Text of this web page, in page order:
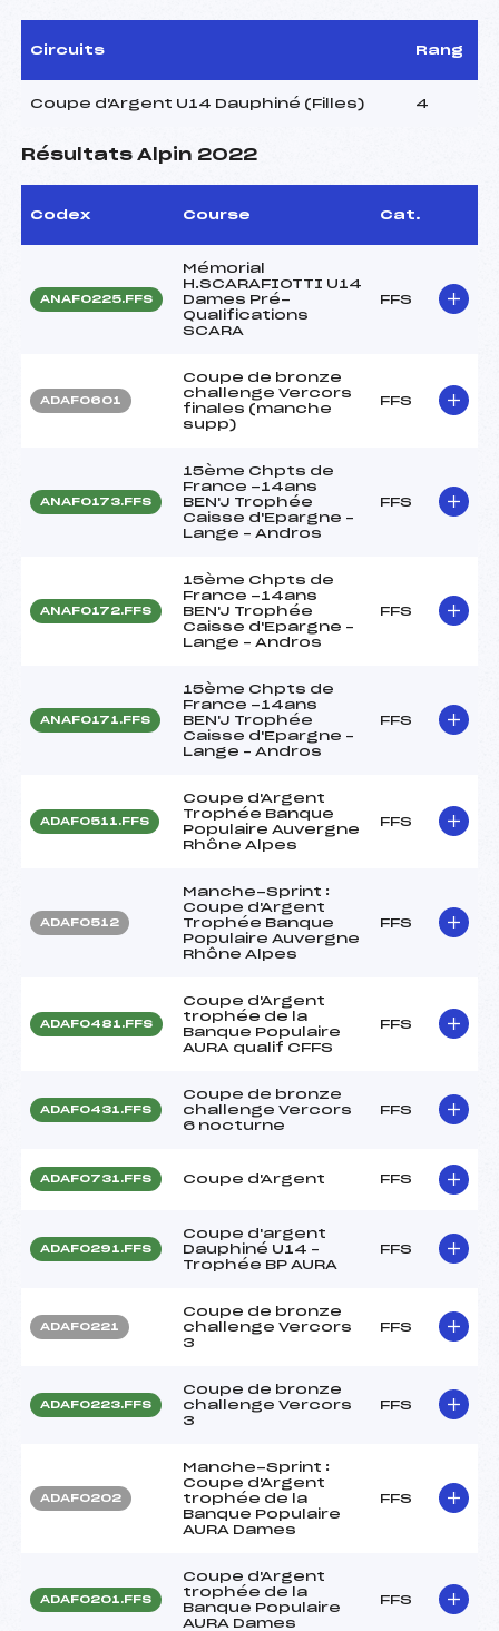
Circuits Rang
Coupe d'Argent U14 Dauphiné (Filles) 4
Résultats Alpin 2022
Codex Course Cat.
ANAF0225.FFS
Mémorial
H.SCARAFIOTTI U14
Dames Pré-
Qualifications
SCARA
FFS
ADAF0601
Coupe de bronze
challenge Vercors
finales (manche
supp)
FFS
ANAF0173.FFS
15ème Chpts de
France -14ans
BEN'J Trophée
Caisse d'Epargne –
Lange – Andros
FFS
ANAF0172.FFS
15ème Chpts de
France -14ans
BEN'J Trophée
Caisse d'Epargne –
Lange – Andros
FFS
ANAF0171.FFS
15ème Chpts de
France -14ans
BEN'J Trophée
Caisse d'Epargne –
Lange – Andros
FFS
ADAF0511.FFS
Coupe d'Argent
Trophée Banque
Populaire Auvergne
Rhône Alpes
FFS
ADAF0512
Manche-Sprint :
Coupe d'Argent
Trophée Banque
Populaire Auvergne
Rhône Alpes
FFS
ADAF0481.FFS
Coupe d'Argent
trophée de la
Banque Populaire
AURA qualif CFFS
FFS
ADAF0431.FFS
Coupe de bronze
challenge Vercors
6 nocturne
FFS
ADAF0731.FFS Coupe d'Argent FFS
ADAF0291.FFS
Coupe d'argent
Dauphiné U14 –
Trophée BP AURA
FFS
ADAF0221
Coupe de bronze
challenge Vercors
3
FFS
ADAF0223.FFS
Coupe de bronze
challenge Vercors
3
FFS
ADAF0202
Manche-Sprint :
Coupe d'Argent
trophée de la
Banque Populaire
AURA Dames
FFS
ADAF0201.FFS
Coupe d'Argent
trophée de la
Banque Populaire
AURA Dames
FFS